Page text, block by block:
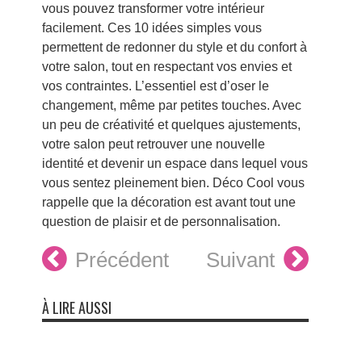
vous pouvez transformer votre intérieur
facilement. Ces 10 idées simples vous
permettent de redonner du style et du confort à
votre salon, tout en respectant vos envies et
vos contraintes. L’essentiel est d’oser le
changement, même par petites touches. Avec
un peu de créativité et quelques ajustements,
votre salon peut retrouver une nouvelle
identité et devenir un espace dans lequel vous
vous sentez pleinement bien. Déco Cool vous
rappelle que la décoration est avant tout une
question de plaisir et de personnalisation.
Précédent Suivant
À LIRE AUSSI